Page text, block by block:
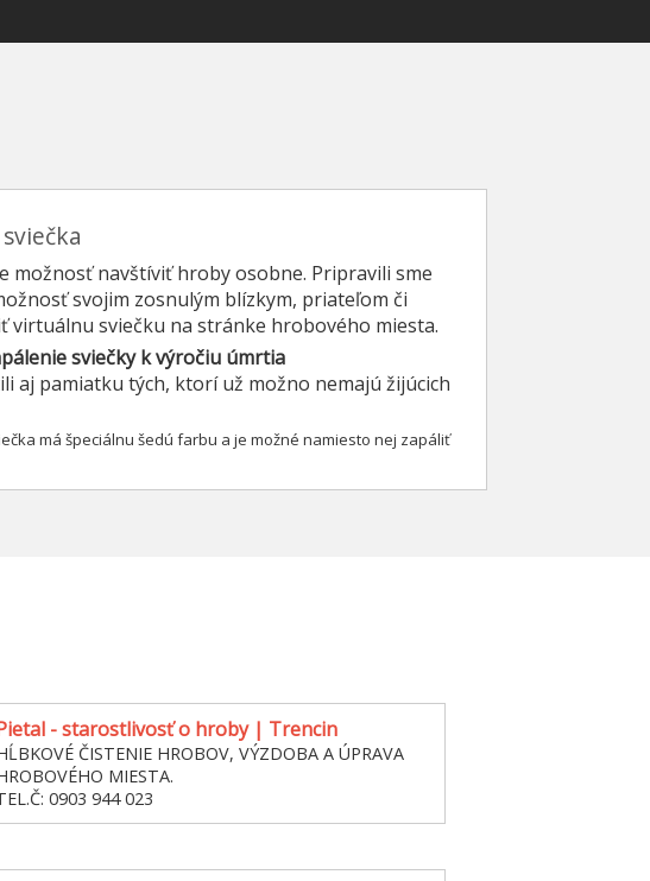
možnosť navštíviť hroby osobne. Pripravili sme
svojim zosnulým blízkym, priateľom či
virtuálnu sviečku na stránke hrobového miesta.
sviečky k výročiu úmrtia
aj pamiatku tých, ktorí už možno nemajú žijúcich
má špeciálnu šedú farbu a je možné namiesto nej zapáliť
- starostlivosť o hroby | Trencin
ČISTENIE HROBOV, VÝZDOBA A ÚPRAVA
MIESTA.
0903 944 023